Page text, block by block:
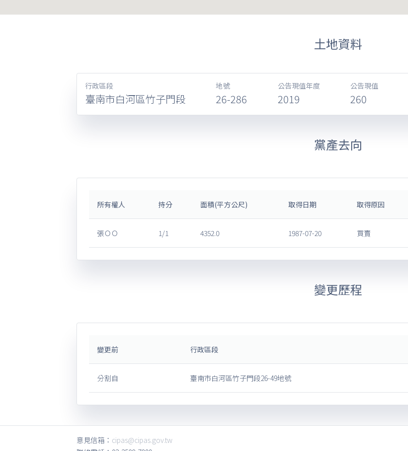
土地資料
行政區段
臺南市白河區竹子門段
地號
26-286
公告現值年度
2019
公告現值
260
黨產去向
所有權人 持分 面積(平方公尺) 取得日期 取得原因
張ＯＯ 1/1 4352.0 1987-07-20 買賣
變更歷程
變更前 行政區段
分割自 臺南市白河區竹子門段26-49地號
意見信箱： cipas@cipas.gov.tw